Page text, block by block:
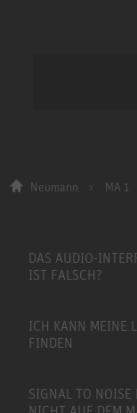
Neumann MA 1
DAS AUDIO-
IST FALSCH?
ICH KANN MEINE
FINDEN
SIGNAL TO